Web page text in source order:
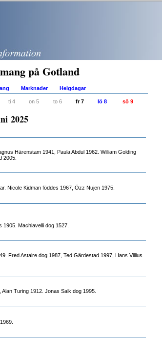
på Gotland
Marknader Helgdagar
ti 4 on 5 to 6 fr 7 lö 8 sö 9
2025
Härenstam 1941, Paula Abdul 1962. William Golding
2005.
Nicole Kidman föddes 1967, Özz Nujen 1975.
1905. Machiavelli dog 1527.
Fred Astaire dog 1987, Ted Gärdestad 1997, Hans Villius
Turing 1912. Jonas Salk dog 1995.